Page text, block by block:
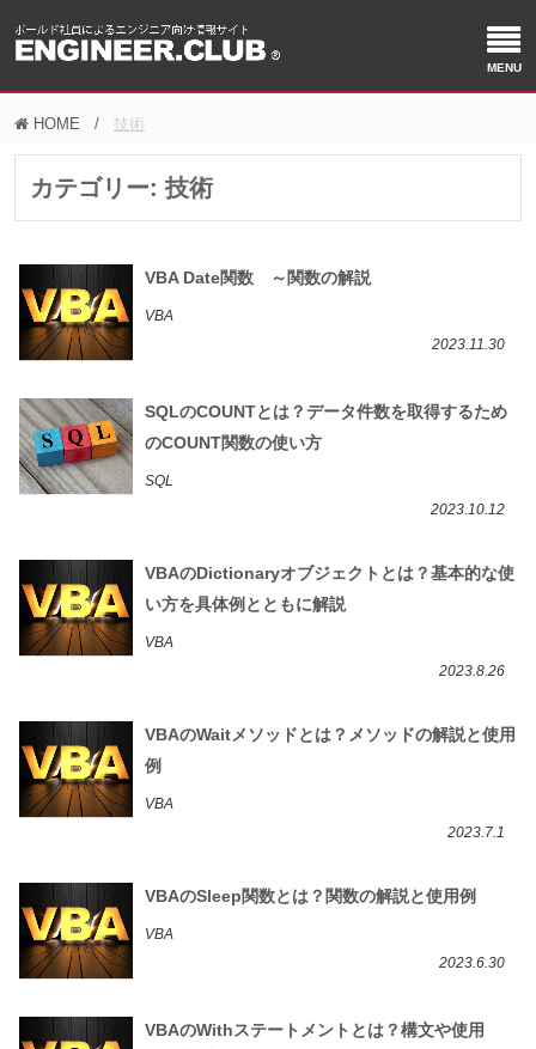
HOME 技術
カテゴリー: 技術
VBA Date関数 ～関数の解説
VBA
2023.11.30
SQLのCOUNTとは？データ件数を取得するため
のCOUNT関数の使い方
SQL
2023.10.12
VBAのDictionaryオブジェクトとは？基本的な使
い方を具体例とともに解説
VBA
2023.8.26
VBAのWaitメソッドとは？メソッドの解説と使用
例
VBA
2023.7.1
VBAのSleep関数とは？関数の解説と使用例
VBA
2023.6.30
VBAのWithステートメントとは？構文や使用